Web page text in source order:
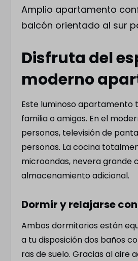
Sala de estar
Aire acondicionado con
Sin humo
Zona de estar
Vitrina
Mesa de centro
Zona de estar con sofá
personas)
Televisión de pantalla
Mesa de comedor con sillas
Amplio apartamento
balcón orientado al sur
Disfruta del
moderno
Este luminoso apartamento
familia o amigos. En el
personas, televisión de
personas. La cocina
microondas, nevera grande
almacenamiento adicional.
Dormir y relajarse
Ambos dormitorios están
a tu disposición dos baños
ras de suelo. Gracias al